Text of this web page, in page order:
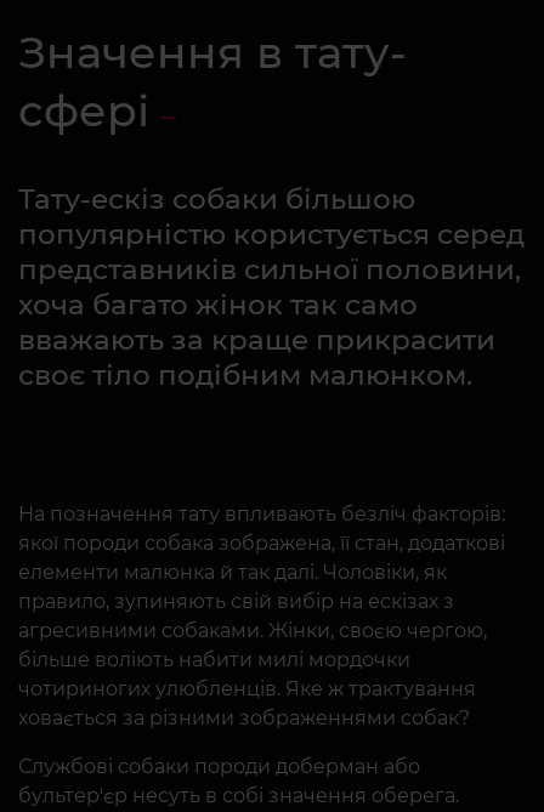
Значення в тату-
сфері
Тату-ескіз собаки більшою
популярністю користується серед
представників сильної половини,
хоча багато жінок так само
вважають за краще прикрасити
своє тіло подібним малюнком.
На позначення тату впливають безліч факторів:
якої породи собака зображена, її стан, додаткові
елементи малюнка й так далі. Чоловіки, як
правило, зупиняють свій вибір на ескізах з
агресивними собаками. Жінки, своєю чергою,
більше воліють набити милі мордочки
чотириногих улюбленців. Яке ж трактування
ховається за різними зображеннями собак?
Службові собаки породи доберман або
бультер'єр несуть в собі значення оберега.